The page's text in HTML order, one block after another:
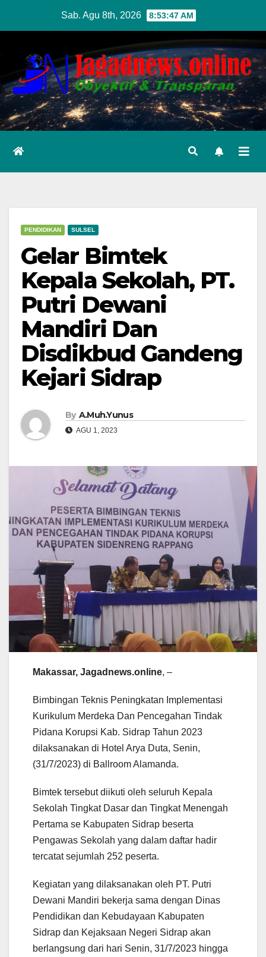
content
Sab. Agu 8th, 2026 8:53:48 AM
PENDIDIKAN SULSEL
Gelar Bimtek
Kepala Sekolah, PT.
Putri Dewani
Mandiri Dan
Disdikbud Gandeng
Kejari Sidrap
By A.Muh.Yunus
AGU 1, 2023
Makassar, Jagadnews.online, –
Bimbingan Teknis Peningkatan Implementasi
Kurikulum Merdeka Dan Pencegahan Tindak
Pidana Korupsi Kab. Sidrap Tahun 2023
dilaksanakan di Hotel Arya Duta, Senin,
(31/7/2023) di Ballroom Alamanda.
Bimtek tersebut diikuti oleh seluruh Kepala
Sekolah Tingkat Dasar dan Tingkat Menengah
Pertama se Kabupaten Sidrap beserta
Pengawas Sekolah yang dalam daftar hadir
tercatat sejumlah 252 peserta.
Kegiatan yang dilaksanakan oleh PT. Putri
Dewani Mandiri bekerja sama dengan Dinas
Pendidikan dan Kebudayaan Kabupaten
Sidrap dan Kejaksaan Negeri Sidrap akan
berlangsung dari hari Senin, 31/7/2023 hingga